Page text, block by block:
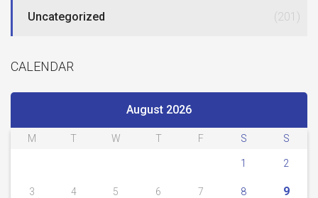
Uncategorized (201)
CALENDAR
August 2026
M T W T F S S
1 2
3 4 5 6 7 8 9